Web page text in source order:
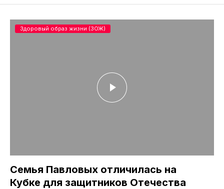
Семья Павловых отличилась на
Кубке для защитников Отечества
Здоровый образ жизни (ЗОЖ)